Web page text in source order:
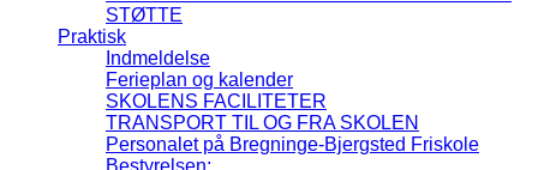
STØTTE
Praktisk
Indmeldelse
Ferieplan og kalender
SKOLENS FACILITETER
TRANSPORT TIL OG FRA SKOLEN
Personalet på Bregninge-Bjergsted Friskole
Bestyrelsen: